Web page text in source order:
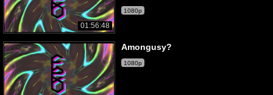
01:56:48
1080p
Amongusy?
1080p